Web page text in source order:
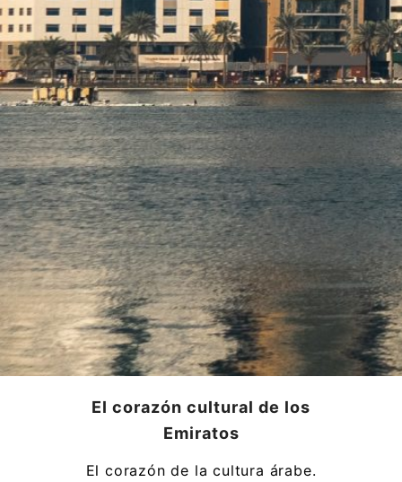
El corazón cultural de los
Emiratos
El corazón de la cultura árabe.